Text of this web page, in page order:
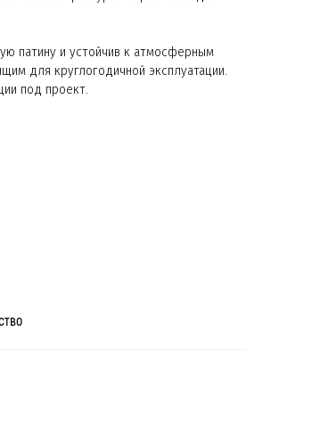
патину и устойчив к атмосферным
для круглогодичной эксплуатации.
под проект.